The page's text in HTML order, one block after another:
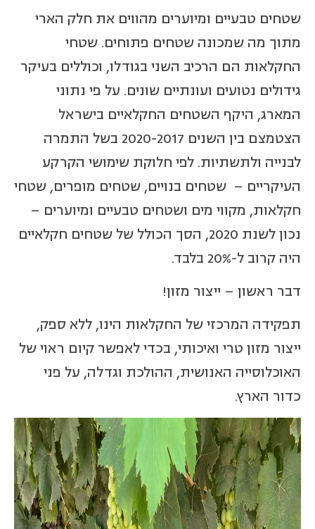
שטחים טבעיים ומיוערים מהווים את חלק הארי
מתוך מה שמכונה שטחים פתוחים. שטחי
החקלאות הם הרכיב השני בגודלו, וכוללים בעיקר
גידולים נטועים ועונתיים שונים. על פי נתוני
המארג, היקף השטחים החקלאיים בישראל
הצטמצם בין השנים 2020-2017 בשל התמרה
לבנייה ולתשתיות. לפי חלוקת שימושי הקרקע
העיקריים – שטחים בנויים, שטחים מופרים, שטחי
חקלאות, מקווי מים ושטחים טבעיים ומיוערים –
נכון לשנת 2020, הסך הכולל של שטחים חקלאיים
היה קרוב ל-20% בלבד.
דבר ראשון – ייצור מזון!
תפקידה המרכזי של החקלאות הינו, ללא ספק,
ייצור מזון טרי ואיכותי, בכדי לאפשר קיום ראוי של
האוכלוסייה האנושית, ההולכת וגדלה, על פני
כדור הארץ.